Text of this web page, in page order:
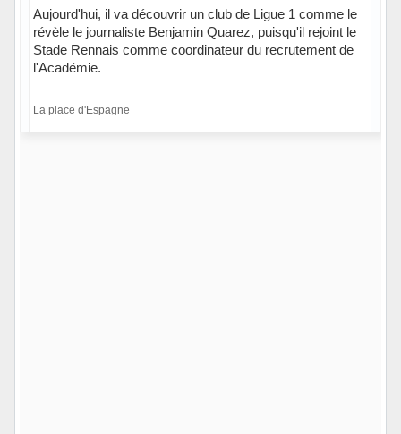
Aujourd'hui, il va découvrir un club de Ligue 1 comme le
révèle le journaliste Benjamin Quarez, puisqu'il rejoint le
Stade Rennais comme coordinateur du recrutement de
l'Académie.
La place d'Espagne